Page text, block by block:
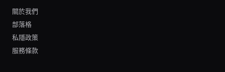
關於我們
部落格
私隱政策
服務條款